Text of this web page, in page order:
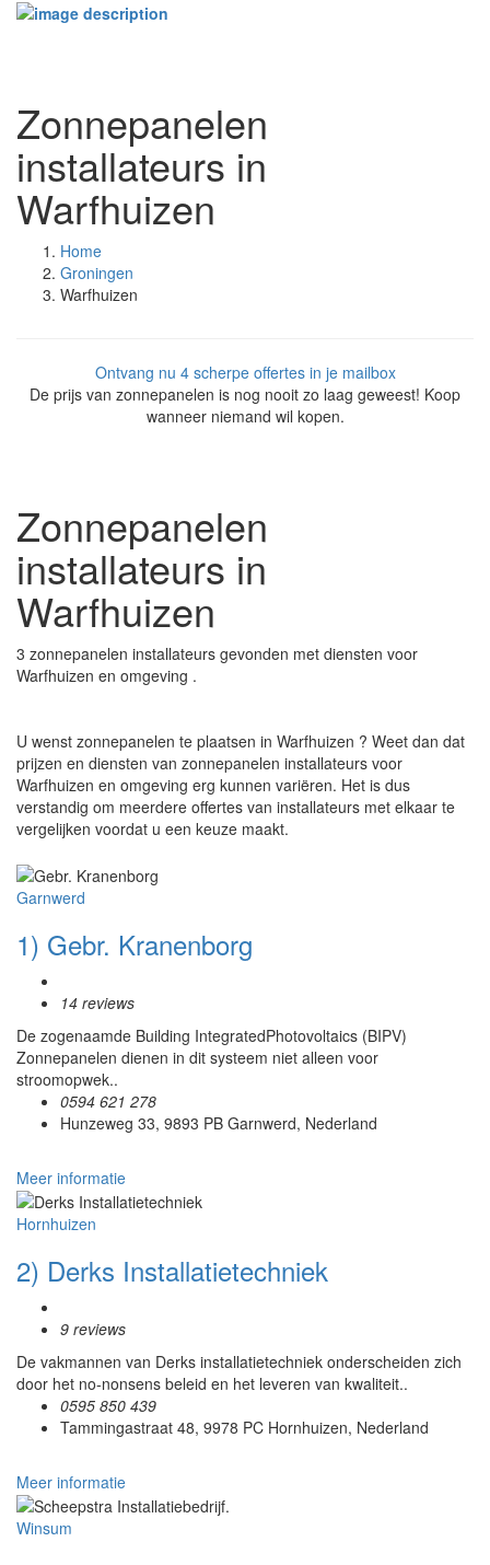
Zonnepanelen
installateurs in
Warfhuizen
Home
Groningen
Warfhuizen
Ontvang nu 4 scherpe offertes in je mailbox
De prijs van zonnepanelen is nog nooit zo laag geweest! Koop
wanneer niemand wil kopen.
Zonnepanelen
installateurs in
Warfhuizen
3 zonnepanelen installateurs gevonden met diensten voor
Warfhuizen en omgeving .
U wenst zonnepanelen te plaatsen in Warfhuizen ? Weet dan dat
prijzen en diensten van zonnepanelen installateurs voor
Warfhuizen en omgeving erg kunnen variëren. Het is dus
verstandig om meerdere offertes van installateurs met elkaar te
vergelijken voordat u een keuze maakt.
Garnwerd
1) Gebr. Kranenborg
14 reviews
De zogenaamde Building IntegratedPhotovoltaics (BIPV)
Zonnepanelen dienen in dit systeem niet alleen voor
stroomopwek..
0594 621 278
Hunzeweg 33, 9893 PB Garnwerd, Nederland
Meer informatie
Hornhuizen
2) Derks Installatietechniek
9 reviews
De vakmannen van Derks installatietechniek onderscheiden zich
door het no-nonsens beleid en het leveren van kwaliteit..
0595 850 439
Tammingastraat 48, 9978 PC Hornhuizen, Nederland
Meer informatie
Winsum